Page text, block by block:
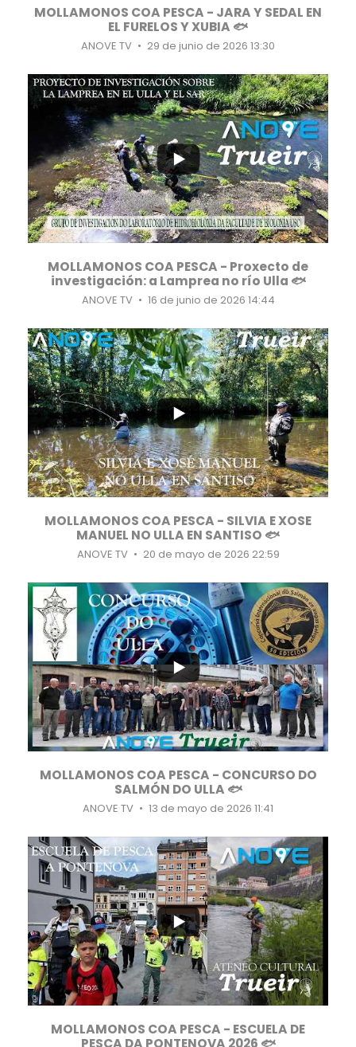
MOLLAMONOS COA PESCA - JARA Y SEDAL EN
EL FURELOS Y XUBIA 🐟
ANOVE TV 29 de junio de 2026 13:30
...
0
MOLLAMONOS COA PESCA - Proxecto de
investigación: a Lamprea no río Ulla 🐟
ANOVE TV 16 de junio de 2026 14:44
...
14 1
MOLLAMONOS COA PESCA - SILVIA E XOSE
MANUEL NO ULLA EN SANTISO 🐟
ANOVE TV 20 de mayo de 2026 22:59
...
14 7
MOLLAMONOS COA PESCA - CONCURSO DO
SALMÓN DO ULLA 🐟
ANOVE TV 13 de mayo de 2026 11:41
...
12 1
MOLLAMONOS COA PESCA - ESCUELA DE
PESCA DA PONTENOVA 2026 🐟